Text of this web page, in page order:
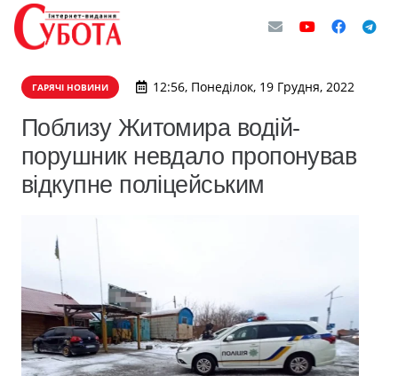
ГАРЯЧІ НОВИНИ 12:56, Понеділок, 19 Грудня, 2022
Поблизу Житомира водій-
порушник невдало пропонував
відкупне поліцейським